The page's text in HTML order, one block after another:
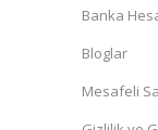
Banka
Bloglar
Mesafeli